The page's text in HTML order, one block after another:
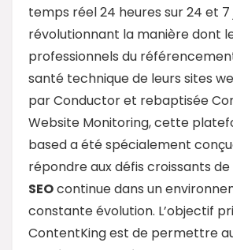
temps réel 24 heures sur 24 et 7
révolutionnant la manière dont
professionnels du
santé technique de leurs sites
par Conductor et rebaptisée
Website Monitoring, cette
based a été spécialement
répondre aux défis croissants
SEOcontinue dans un
constante évolution. L’objectif
ContentKing est de permettre